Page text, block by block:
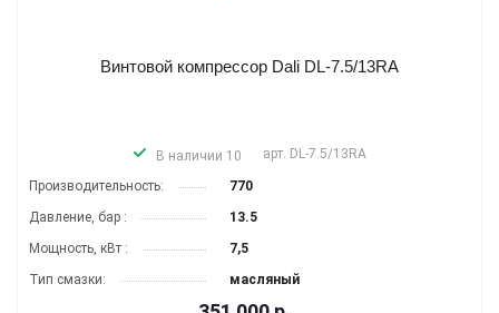
Винтовой компрессор Dali DL-7.5/13RA
В наличии 10 арт. DL-7.5/13RA
Производитель­ность:
770
Давление, бар :
13.5
Мощность, кВт :
7,5
Тип смазки:
масляный